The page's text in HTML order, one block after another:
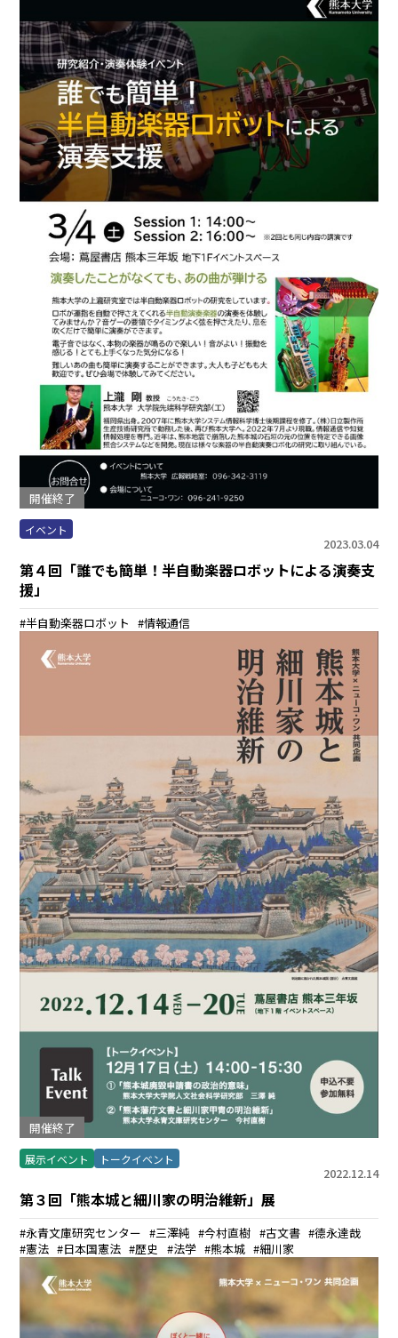
開催終了
イベント
2023.03.04
第４回「誰でも簡単！半自動楽器ロボットによる演奏支
援」
半自動楽器ロボット 情報通信
開催終了
展示イベント トークイベント
2022.12.14
第３回「熊本城と細川家の明治維新」展
永青文庫研究センター 三澤純 今村直樹 古文書
德永達哉
憲法
日本国憲法 歴史 法学 熊本城 細川家